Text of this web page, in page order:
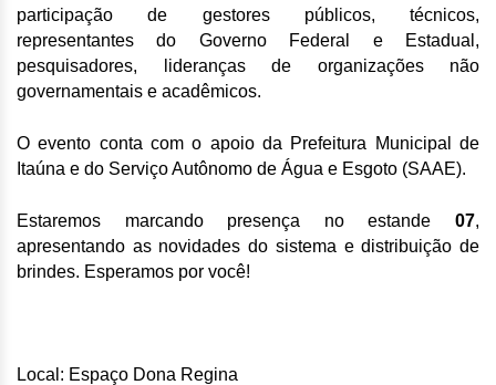
participação de gestores públicos, técnicos,
representantes do Governo Federal e Estadual,
pesquisadores, lideranças de organizações não
governamentais e acadêmicos.
O evento conta com o apoio da Prefeitura Municipal de
Itaúna e do Serviço Autônomo de Água e Esgoto (SAAE).
Estaremos marcando presença no estande 07,
apresentando as novidades do sistema e distribuição de
brindes. Esperamos por você!
Local: Espaço Dona Regina